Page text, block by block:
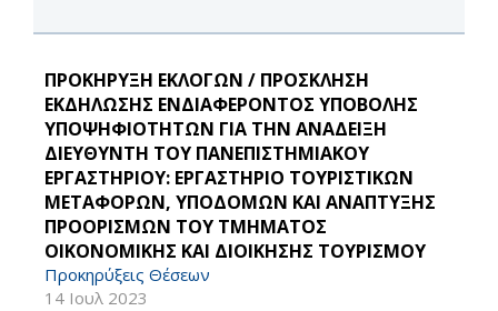
ΠΡΟΚΗΡΥΞΗ ΕΚΛΟΓΩΝ / ΠΡΟΣΚΛΗΣΗ
ΕΚΔΗΛΩΣΗΣ ΕΝΔΙΑΦΕΡΟΝΤΟΣ ΥΠΟΒΟΛΗΣ
ΥΠΟΨΗΦΙΟΤΗΤΩΝ ΓΙΑ ΤΗΝ ΑΝΑΔΕΙΞΗ
ΔΙΕΥΘΥΝΤΗ ΤΟΥ ΠΑΝΕΠΙΣΤΗΜΙΑΚΟΥ
ΕΡΓΑΣΤΗΡΙΟΥ: ΕΡΓΑΣΤΗΡΙΟ ΤΟΥΡΙΣΤΙΚΩΝ
ΜΕΤΑΦΟΡΩΝ, ΥΠΟΔΟΜΩΝ ΚΑΙ ΑΝΑΠΤΥΞΗΣ
ΠΡΟΟΡΙΣΜΩΝ ΤΟΥ ΤΜΗΜΑΤΟΣ
ΟΙΚΟΝΟΜΙΚΗΣ ΚΑΙ ΔΙΟΙΚΗΣΗΣ ΤΟΥΡΙΣΜΟΥ
Προκηρύξεις Θέσεων
14 Ιουλ 2023